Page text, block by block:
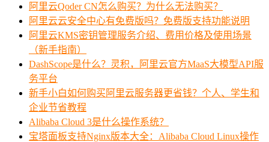
阿里云Qoder CN怎么购买？为什么无法购买？
阿里云云安全中心有免费版吗？免费版支持功能说明
阿里云KMS密钥管理服务介绍、费用价格及使用场景
（新手指南）
DashScope是什么？灵积，阿里云官方MaaS大模型API服
务平台
新手小白如何购买阿里云服务器更省钱？个人、学生和
企业节省教程
Alibaba Cloud 3是什么操作系统？
宝塔面板支持Nginx版本大全：Alibaba Cloud Linux操作